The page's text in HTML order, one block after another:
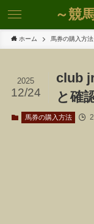
～競
ホーム 馬券の購入方法
club
と確
2025
12/24
馬券の購入方法